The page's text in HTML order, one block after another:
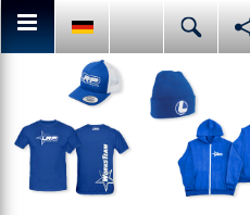
Deutsch English
Italiano 日本語
Hier kannst Du den aktuellen
Facebook Mail
Oder like LRP auf Facebook. Das